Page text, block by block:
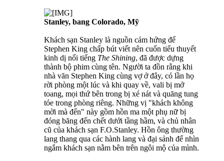
Stanley, bang Colorado, Mỹ
Khách sạn Stanley là nguồn cảm hứng để
Stephen King chấp bút viết nên cuốn tiểu thuyết
kinh dị nổi tiếng The Shining, đã được dựng
thành bộ phim cùng tên. Người ta đồn rằng khi
nhà văn Stephen King cùng vợ ở đây, có lần họ
rời phòng một lúc và khi quay về, vali bị mở
toang, mọi thứ bên trong bị xé nát và quăng tung
tóe trong phòng riêng. Những vị "khách không
mời mà đến" này gồm hồn ma một phụ nữ bị
đóng băng đến chết dưới tầng hầm, và chủ nhân
cũ của khách sạn F.O.Stanley. Hồn ông thường
lang thang qua các hành lang và đại sảnh để nhìn
ngắm khách sạn nằm bên trên ngôi mộ của mình.